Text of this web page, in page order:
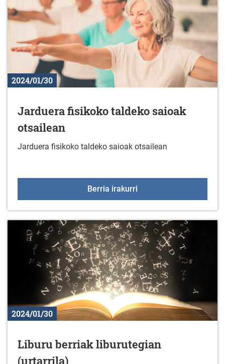
2024/01/30
Jarduera fisikoko taldeko saioak
otsailean
Jarduera fisikoko taldeko saioak otsailean
Berria irakurri
2024/01/30
Liburu berriak liburutegian
(urtarrila)